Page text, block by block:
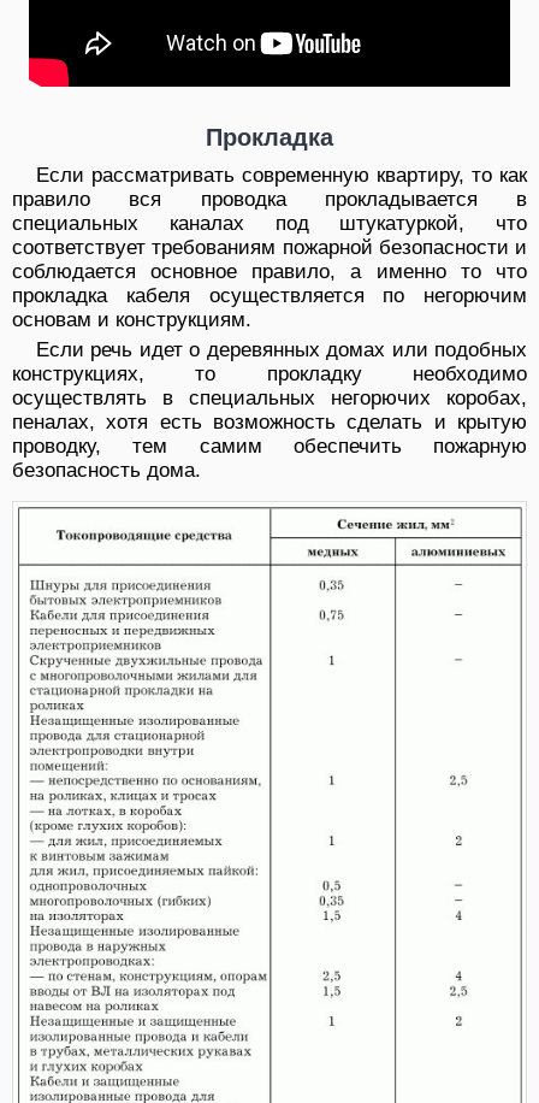
Прокладка
Если рассматривать современную квартиру, то как
правило вся проводка прокладывается в
специальных каналах под штукатуркой, что
соответствует требованиям пожарной безопасности и
соблюдается основное правило, а именно то что
прокладка кабеля осуществляется по негорючим
основам и конструкциям.
Если речь идет о деревянных домах или подобных
конструкциях, то прокладку необходимо
осуществлять в специальных негорючих коробах,
пеналах, хотя есть возможность сделать и крытую
проводку, тем самим обеспечить пожарную
безопасность дома.